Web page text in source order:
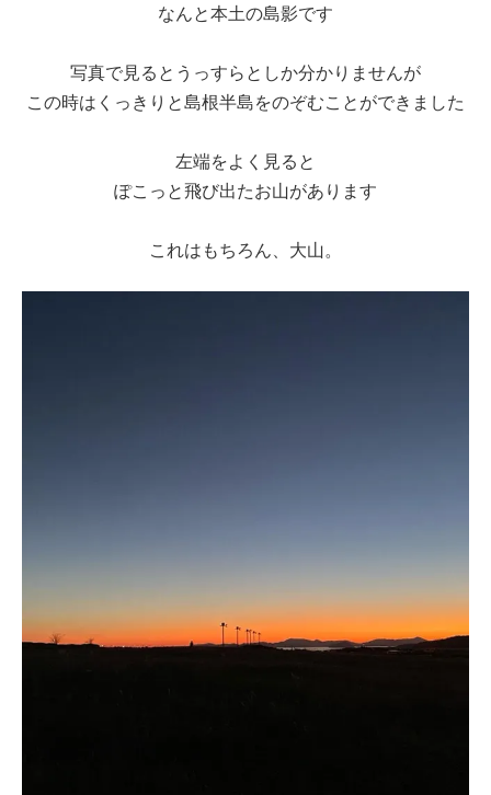
なんと本土の島影です
写真で見るとうっすらとしか分かりませんが
この時はくっきりと島根半島をのぞむことができました
左端をよく見ると
ぽこっと飛び出たお山があります
これはもちろん、大山。